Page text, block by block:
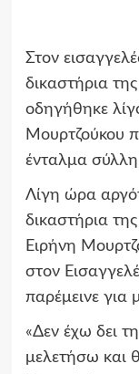
Στον
δικαστήρια
οδηγήθηκε
Μουρτζούκου
ένταλμα
Λίγη ώρα
δικαστήρια
Ειρήνη
στον
παρέμεινε για
«Δεν έχω δει
μελετήσω και